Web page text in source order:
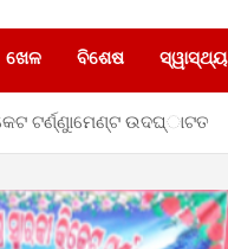
ଖେଳ ବିଶେଷ ସ୍ୱାସ୍ଥ୍ୟ
ଟର୍ଣ୍ଣୁାମେଣ୍ଟ ଉଦଘ୍‌ାଟତ